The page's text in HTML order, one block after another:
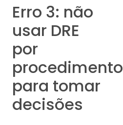
Erro 3: não
usar DRE
por
procedimento
para tomar
decisões